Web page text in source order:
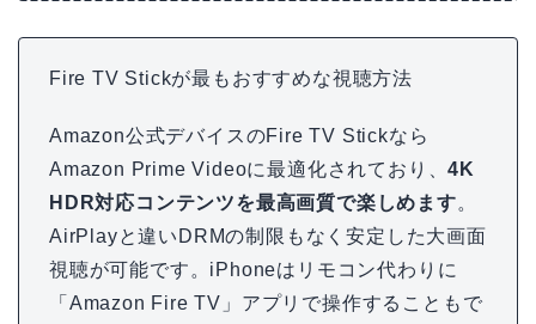
Fire TV Stickが最もおすすめな視聴方法
Amazon公式デバイスのFire TV Stickなら
Amazon Prime Videoに最適化されており、4K
HDR対応コンテンツを最高画質で楽しめます。
AirPlayと違いDRMの制限もなく安定した大画面
視聴が可能です。iPhoneはリモコン代わりに
「Amazon Fire TV」アプリで操作することもで